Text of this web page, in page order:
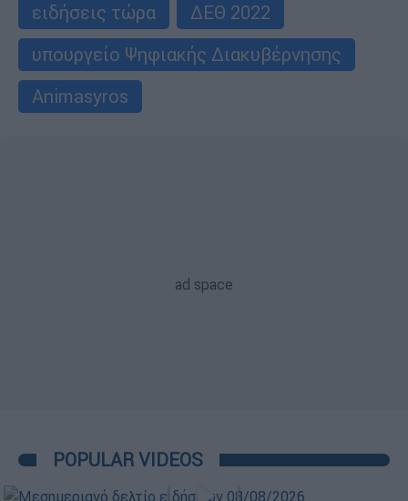
ειδήσεις τώρα
ΔΕΘ 2022
υπουργείο Ψηφιακής Διακυβέρνησης
Animasyros
POPULAR VIDEOS